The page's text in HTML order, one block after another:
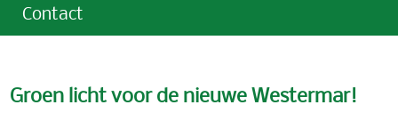
Contact
Groen licht voor de nieuwe Westermar!